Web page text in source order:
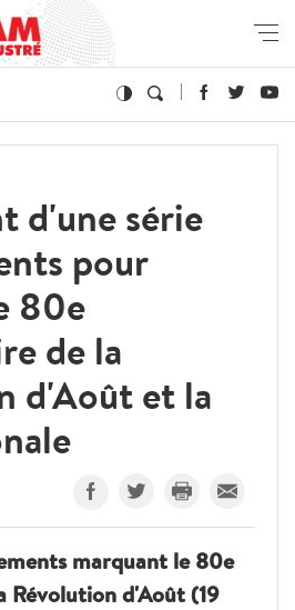
d'une série
pour
80e
de la
d'Août et la
marquant le 80e
Révolution d'Août (19